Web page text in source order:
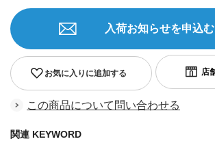
お気に入りに追加する
入荷お知らせを申込む
この商品について問い合わせる
関連 KEYWORD